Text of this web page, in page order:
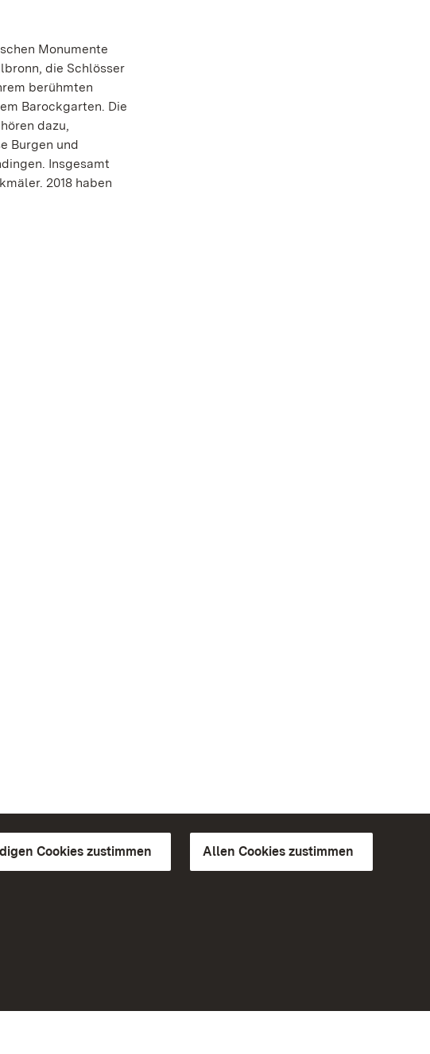
Cookies zustimmen Allen Cookies zustimmen
Monumente
die Schlösser
berühmten
Barockgarten. Die
dazu,
Burgen und
Insgesamt
2018 haben